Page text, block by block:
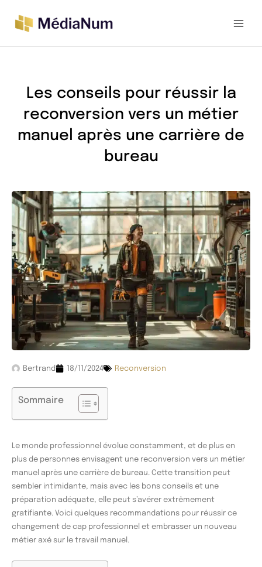
contenu
Les conseils pour réussir la
reconversion vers un métier
manuel après une carrière de
bureau
Bertrand 18/11/2024 Reconversion
Sommaire
Le monde professionnel évolue constamment, et de plus en
plus de personnes envisagent une reconversion vers un métier
manuel après une carrière de bureau. Cette transition peut
sembler intimidante, mais avec les bons conseils et une
préparation adéquate, elle peut s’avérer extrêmement
gratifiante. Voici quelques recommandations pour réussir ce
changement de cap professionnel et embrasser un nouveau
métier axé sur le travail manuel.